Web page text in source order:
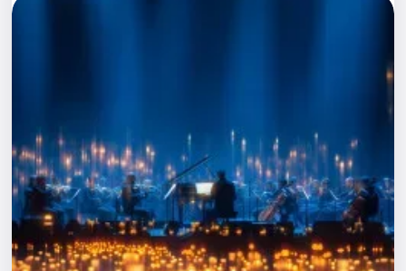
Города
Площадки
Артисты